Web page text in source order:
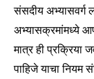
संसदीय अभ्यासवर्ग
अभ्यासक्रमांमध्ये
मात्र ही प्रक्रिया
पाहिजे याचा नियम